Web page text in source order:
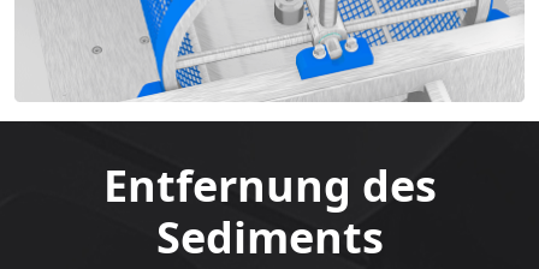
Entfernung des
Sediments